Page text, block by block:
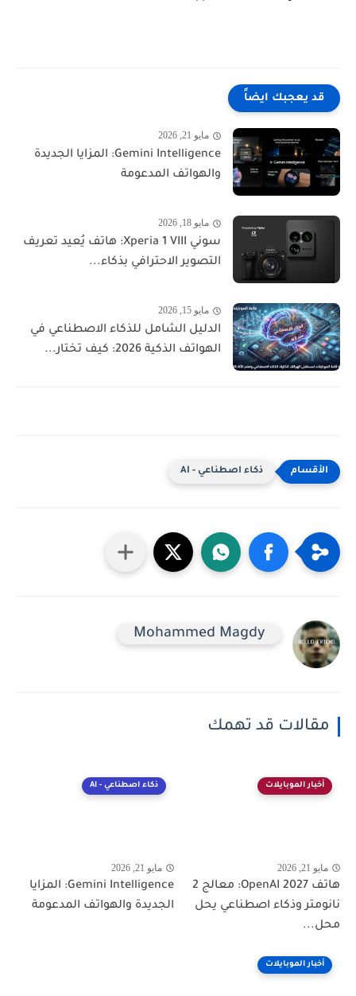
قد يعجبك ايضاً
مايو 21, 2026
Gemini Intelligence: المزايا الجديدة
والهواتف المدعومة
مايو 18, 2026
سوني Xperia 1 VIII: هاتف يُعيد تعريف
التصوير الاحترافي بذكاء...
مايو 15, 2026
الدليل الشامل للذكاء الاصطناعي في
الهواتف الذكية 2026: كيف تختار...
ذكاء اصطناعي - AI
Mohammed Magdy
مقالات قد تهمك
أخبار الموبايلات
مايو 21, 2026
هاتف OpenAI 2027: معالج 2
نانومتر وذكاء اصطناعي يحل
محل...
ذكاء اصطناعي - AI
مايو 21, 2026
Gemini Intelligence: المزايا
الجديدة والهواتف المدعومة
أخبار الموبايلات